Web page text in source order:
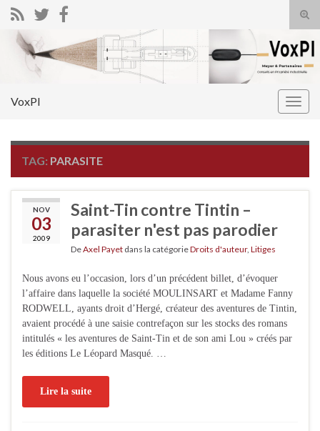
Search for:
VoxPI
TAG: PARASITE
NOV
03
2009
Saint-Tin contre Tintin –
parasiter n'est pas parodier
DeAxel Payet dans la catégorieDroits d'auteur, Litiges
Nous avons eu l’occasion, lors d’un précédent billet, d’évoquer
l’affaire dans laquelle la société MOULINSART et Madame Fanny
RODWELL, ayants droit d’Hergé, créateur des aventures de Tintin,
avaient procédé à une saisie contrefaçon sur les stocks des romans
intitulés « les aventures de Saint-Tin et de son ami Lou » créés par
les éditions Le Léopard Masqué. …
Lire la suite